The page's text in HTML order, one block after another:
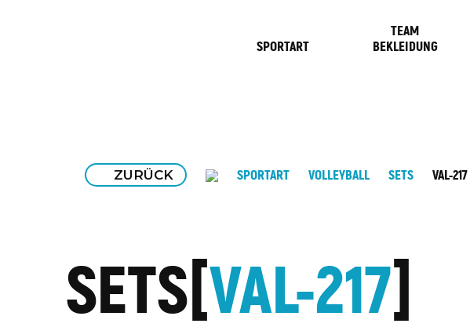
SPORTART
TEAM
BEKLEIDUNG
ZURÜCK SPORTART VOLLEYBALL SETS VAL-217
SETS VAL-217